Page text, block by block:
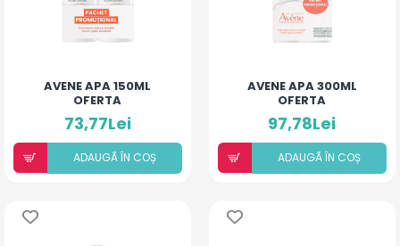
AVENE APA 150ML
OFERTA
73,77Lei
ADAUGÃ ÎN COȘ
AVENE APA 300ML
OFERTA
97,78Lei
ADAUGÃ ÎN COȘ